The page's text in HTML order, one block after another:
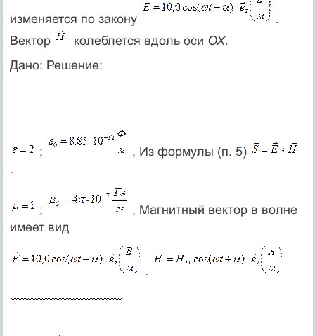
изменяется по закону
.
Вектор
колеблется вдоль оси ОХ.
Дано: Решение:
;
, Из формулы (п. 5)
.
;
, Магнитный вектор в волне
имеет вид
.